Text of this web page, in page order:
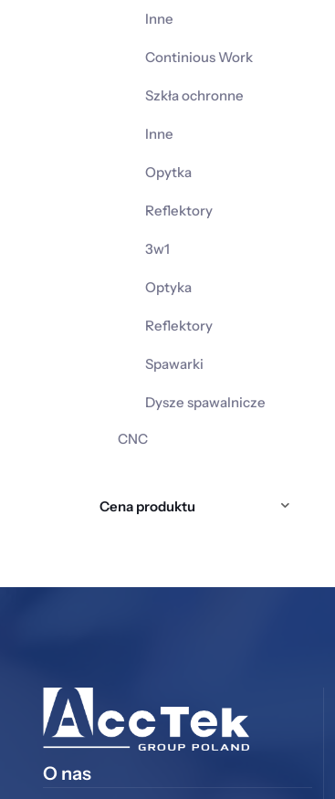
Inne
Continious Work
Szkła ochronne
Inne
Opytka
Reflektory
3w1
Optyka
Reflektory
Spawarki
Dysze spawalnicze
CNC
Cena produktu
O nas